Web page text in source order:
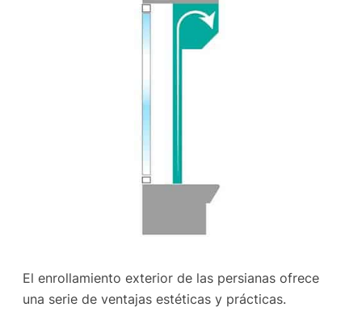
El enrollamiento exterior de las persianas ofrece
una serie de ventajas estéticas y prácticas.